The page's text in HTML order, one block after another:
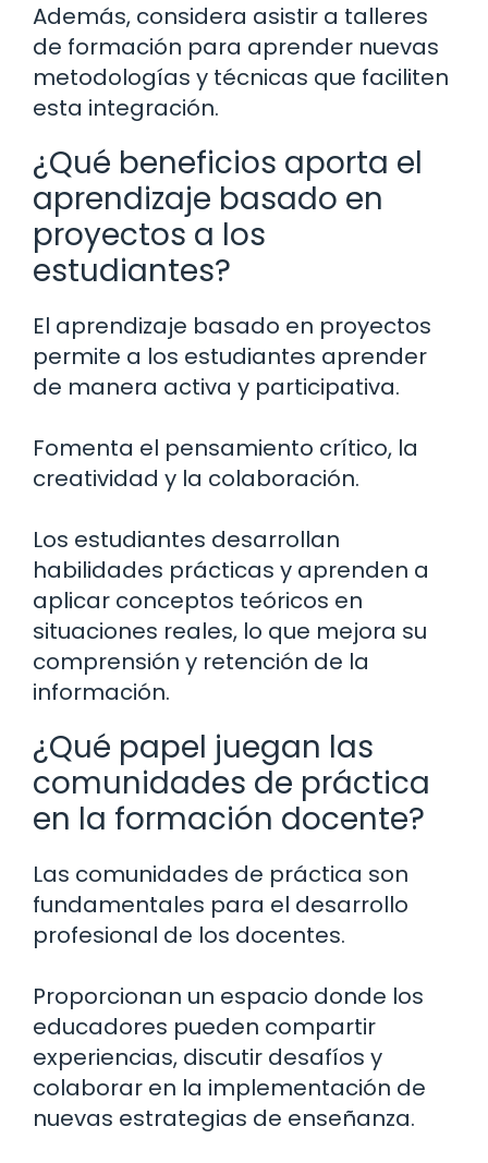
Además, considera asistir a talleres
de formación para aprender nuevas
metodologías y técnicas que faciliten
esta integración.
¿Qué beneficios aporta el
aprendizaje basado en
proyectos a los
estudiantes?
El aprendizaje basado en proyectos
permite a los estudiantes aprender
de manera activa y participativa.
Fomenta el pensamiento crítico, la
creatividad y la colaboración.
Los estudiantes desarrollan
habilidades prácticas y aprenden a
aplicar conceptos teóricos en
situaciones reales, lo que mejora su
comprensión y retención de la
información.
¿Qué papel juegan las
comunidades de práctica
en la formación docente?
Las comunidades de práctica son
fundamentales para el desarrollo
profesional de los docentes.
Proporcionan un espacio donde los
educadores pueden compartir
experiencias, discutir desafíos y
colaborar en la implementación de
nuevas estrategias de enseñanza.